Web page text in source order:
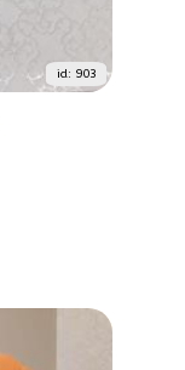
id: 903